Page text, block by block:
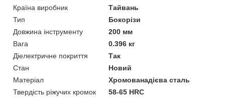
Країна виробник
Тайвань
Тип
Бокорізи
Довжина інструменту
200 мм
Вага
0.396 кг
Діелектричне покриття
Так
Стан
Новий
Матеріал
Хромованадієва сталь
Твердість ріжучих кромок
58-65 HRC